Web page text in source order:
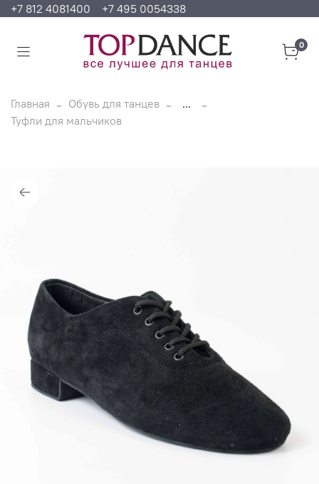
+7 812 4081400 +7 495 0054338
0
Главная Обувь для танцев
...
Туфли для мальчиков